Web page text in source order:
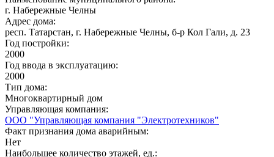
г. Набережные Челны
Адрес дома:
респ. Татарстан, г. Набережные Челны, б-р Кол Гали, д. 23
Год постройки:
2000
Год ввода в эксплуатацию:
2000
Тип дома:
Многоквартирный дом
Управляющая компания:
ООО "Управляющая компания "Электротехников"
Факт признания дома аварийным:
Нет
Наибольшее количество этажей, ед.: